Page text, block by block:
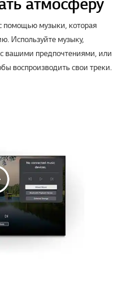
Лаундж
атмосферу
помощью музыки, которая
Используйте музыку,
вашими предпочтениями, или